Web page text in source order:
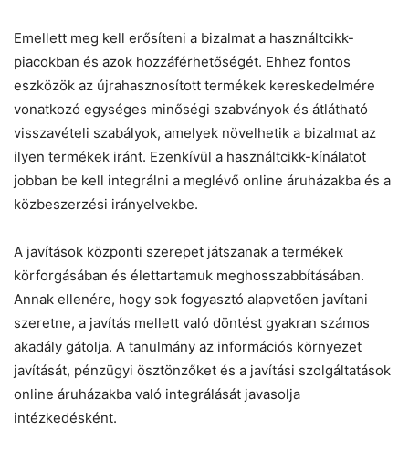
Emellett meg kell erősíteni a bizalmat a használtcikk-
piacokban és azok hozzáférhetőségét. Ehhez fontos
eszközök az újrahasznosított termékek kereskedelmére
vonatkozó egységes minőségi szabványok és átlátható
visszavételi szabályok, amelyek növelhetik a bizalmat az
ilyen termékek iránt. Ezenkívül a használtcikk-kínálatot
jobban be kell integrálni a meglévő online áruházakba és a
közbeszerzési irányelvekbe.
A javítások központi szerepet játszanak a termékek
körforgásában és élettartamuk meghosszabbításában.
Annak ellenére, hogy sok fogyasztó alapvetően javítani
szeretne, a javítás mellett való döntést gyakran számos
akadály gátolja. A tanulmány az információs környezet
javítását, pénzügyi ösztönzőket és a javítási szolgáltatások
online áruházakba való integrálását javasolja
intézkedésként.